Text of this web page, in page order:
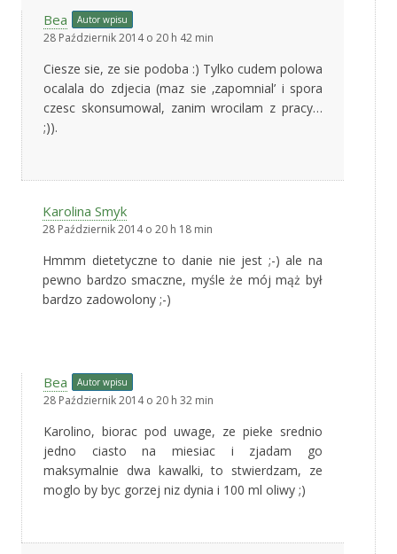
Bea Autor wpisu
28 Październik 2014 o 20 h 42 min
Ciesze sie, ze sie podoba :) Tylko cudem polowa
ocalala do zdjecia (maz sie ‚zapomnial’ i spora
czesc skonsumowal, zanim wrocilam z pracy…
;)).
Karolina Smyk
28 Październik 2014 o 20 h 18 min
Hmmm dietetyczne to danie nie jest ;-) ale na
pewno bardzo smaczne, myśle że mój mąż był
bardzo zadowolony ;-)
Bea Autor wpisu
28 Październik 2014 o 20 h 32 min
Karolino, biorac pod uwage, ze pieke srednio
jedno ciasto na miesiac i zjadam go
maksymalnie dwa kawalki, to stwierdzam, ze
moglo by byc gorzej niz dynia i 100 ml oliwy ;)